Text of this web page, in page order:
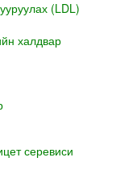
(LDL)
халдвар
серевиси